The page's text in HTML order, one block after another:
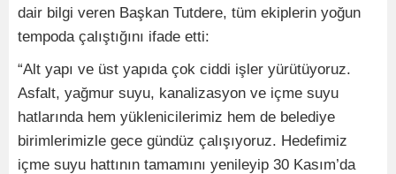
dair bilgi veren Başkan Tutdere, tüm ekiplerin yoğun
tempoda çalıştığını ifade etti:
“Alt yapı ve üst yapıda çok ciddi işler yürütüyoruz.
Asfalt, yağmur suyu, kanalizasyon ve içme suyu
hatlarında hem yüklenicilerimiz hem de belediye
birimlerimizle gece gündüz çalışıyoruz. Hedefimiz
içme suyu hattının tamamını yenileyip 30 Kasım’da